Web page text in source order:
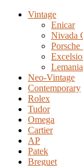
Vintage
Enicar
Nivada
Porsche
Lemania
Neo-Vintage
Contemporary
Rolex
Tudor
Omega
Cartier
AP
Patek
Breguet